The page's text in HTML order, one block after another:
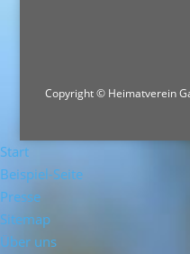
Copyright © Heimatverein
Start
Beispiel-Seite
Presse
Sitemap
Über uns